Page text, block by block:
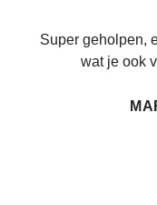
Super geholpen,
wat je ook